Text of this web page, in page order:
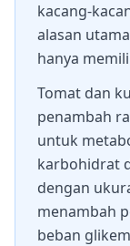
kacang-
alasan
hanya
Tomat dan
penambah
untuk
karbohidrat
dengan
menambah
beban